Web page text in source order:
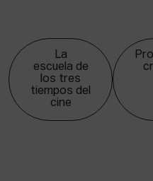
La
escuela de
los tres
tiempos del
cine